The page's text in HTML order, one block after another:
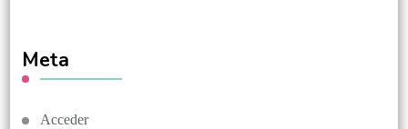
Meta
Acceder